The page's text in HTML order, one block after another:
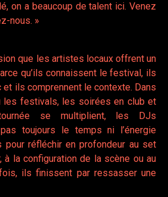
on a beaucoup de talent ici. Venez
nous. »
que les artistes locaux offrent un
qu’ils connaissent le festival, ils
ils comprennent le contexte. Dans
les festivals, les soirées en club et
se multiplient, les DJs
pas toujours le temps ni l’énergie
pour réfléchir en profondeur au set
à la configuration de la scène ou au
ils finissent par ressasser une